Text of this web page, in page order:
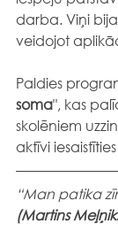
darba. Viņi
veidojot
Paldies
soma", kas
skolēniem
aktīvi
“Man patika
(Martins